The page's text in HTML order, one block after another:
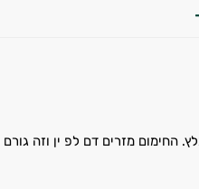
החימום מזרים דם לפ ין וזה גורם